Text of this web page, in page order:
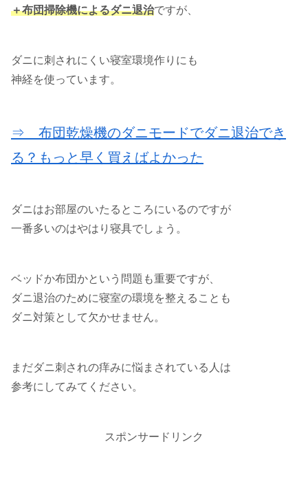
＋布団掃除機によるダニ退治ですが、
ダニに刺されにくい寝室環境作りにも
神経を使っています。
⇒ 布団乾燥機のダニモードでダニ退治でき
る？もっと早く買えばよかった
ダニはお部屋のいたるところにいるのですが
一番多いのはやはり寝具でしょう。
ベッドか布団かという問題も重要ですが、
ダニ退治のために寝室の環境を整えることも
ダニ対策として欠かせません。
まだダニ刺されの痒みに悩まされている人は
参考にしてみてください。
スポンサードリンク